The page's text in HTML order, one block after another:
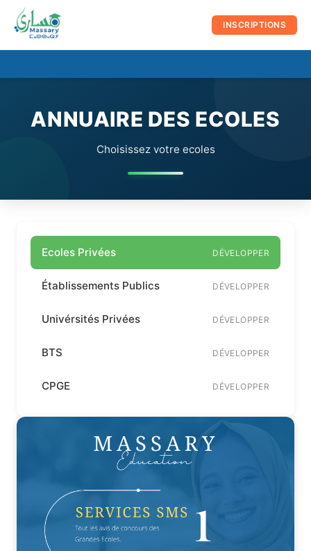
contenu
INSCRIPTIONS
ANNUAIRE DES ECOLES
Choisissez votre ecoles
Ecoles Privées DÉVELOPPER
Établissements Publics DÉVELOPPER
Univérsités Privées DÉVELOPPER
BTS DÉVELOPPER
CPGE DÉVELOPPER